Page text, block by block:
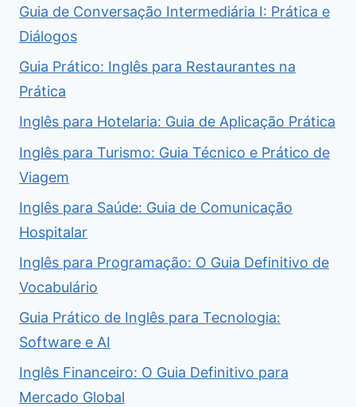
Guia de Conversação Intermediária I: Prática e
Diálogos
Guia Prático: Inglês para Restaurantes na
Prática
Inglês para Hotelaria: Guia de Aplicação Prática
Inglês para Turismo: Guia Técnico e Prático de
Viagem
Inglês para Saúde: Guia de Comunicação
Hospitalar
Inglês para Programação: O Guia Definitivo de
Vocabulário
Guia Prático de Inglês para Tecnologia:
Software e AI
Inglês Financeiro: O Guia Definitivo para
Mercado Global